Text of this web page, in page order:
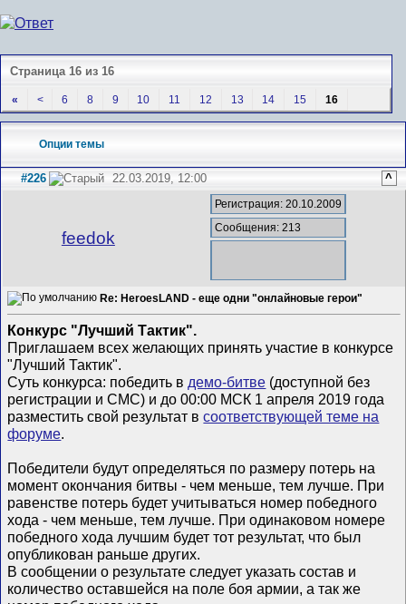
Страница 16 из 16
« < 6 8 9 10 11 12 13 14 15 16
Опции темы
#226 22.03.2019, 12:00 ^
feedok
Регистрация: 20.10.2009
Сообщения: 213
Re: HeroesLAND - еще одни "онлайновые герои"
Конкурс "Лучший Тактик".
Приглашаем всех желающих принять участие в конкурсе
"Лучший Тактик".
Суть конкурса: победить в демо-битве (доступной без
регистрации и СМС) и до 00:00 МСК 1 апреля 2019 года
разместить свой результат всоответствующей теме на
форуме.
Победители будут определяться по размеру потерь на
момент окончания битвы - чем меньше, тем лучше. При
равенстве потерь будет учитываться номер победного
хода - чем меньше, тем лучше. При одинаковом номере
победного хода лучшим будет тот результат, что был
опубликован раньше других.
В сообщении о результате следует указать состав и
количество оставшейся на поле боя армии, а так же